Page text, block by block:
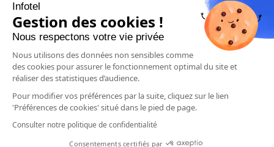
Infotel
Gestion des cookies !
Nous respectons votre vie privée
Nous utilisons des données non sensibles comme
des cookies pour assurer le fonctionnement optimal du site et
réaliser des statistiques d’audience.
Pour modifier vos préférences par la suite, cliquez sur le lien
'Préférences de cookies' situé dans le pied de page.
Consulter notre politique de confidentialité
Consentements certifiés par